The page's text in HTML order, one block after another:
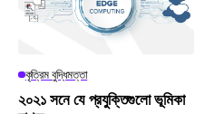
কৃত্রিম বুদ্ধিমত্তা
২০২১ সনে যে প্রযুক্তিগুলো ভূমিকা